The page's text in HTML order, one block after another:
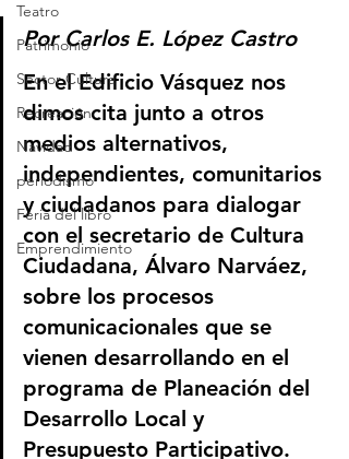
Teatro
Patrimonio
Sector Cultura
Recreación
Navidad
periodismo
Feria del libro
Emprendimiento
Por Carlos E. López Castro
En el Edificio Vásquez nos
dimos cita junto a otros
medios alternativos,
independientes, comunitarios
y ciudadanos para dialogar
con el secretario de Cultura
Ciudadana, Álvaro Narváez,
sobre los procesos
comunicacionales que se
vienen desarrollando en el
programa de Planeación del
Desarrollo Local y
Presupuesto Participativo.